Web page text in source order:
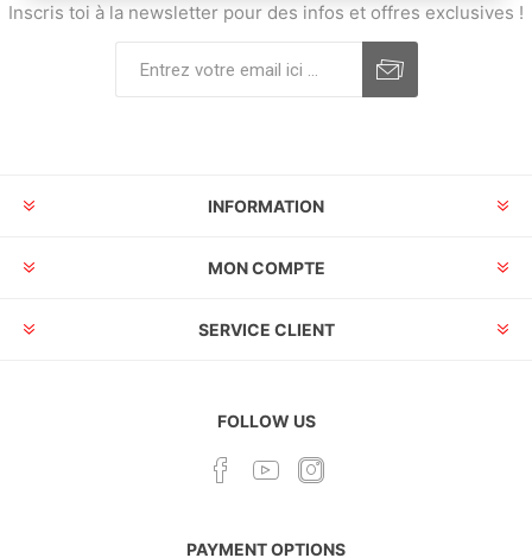
Inscris toi à la newsletter pour des infos et offres exclusives !
INFORMATION
MON COMPTE
SERVICE CLIENT
FOLLOW US
PAYMENT OPTIONS